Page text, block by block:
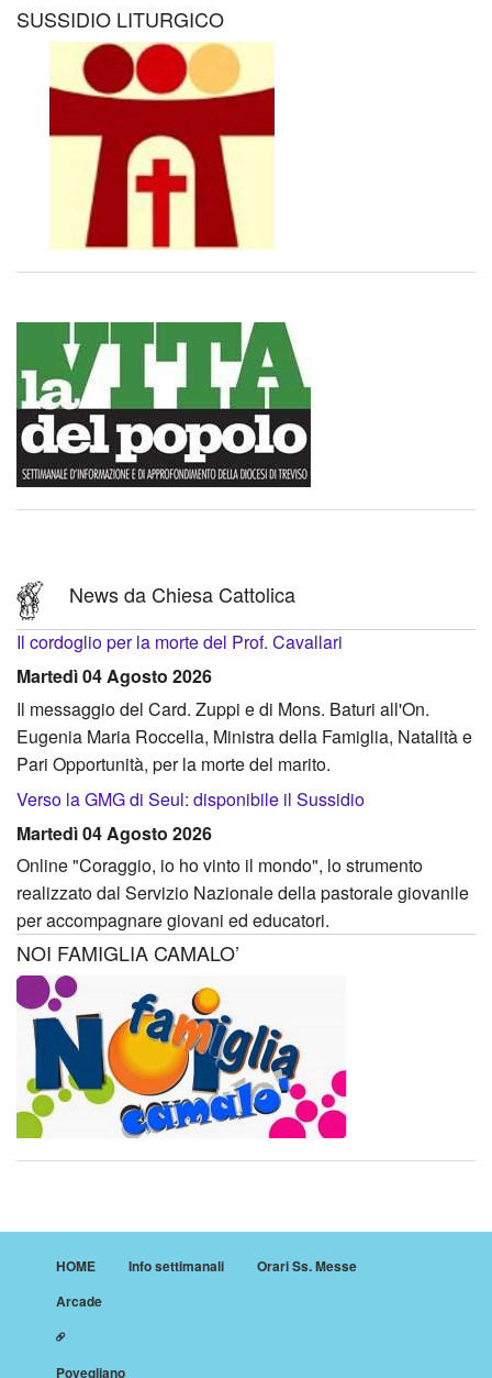
SUSSIDIO LITURGICO
News da Chiesa Cattolica
Il cordoglio per la morte del Prof. Cavallari
Martedì 04 Agosto 2026
Il messaggio del Card. Zuppi e di Mons. Baturi all'On.
Eugenia Maria Roccella, Ministra della Famiglia, Natalità e
Pari Opportunità, per la morte del marito.
Verso la GMG di Seul: disponibile il Sussidio
Martedì 04 Agosto 2026
Online "Coraggio, io ho vinto il mondo", lo strumento
realizzato dal Servizio Nazionale della pastorale giovanile
per accompagnare giovani ed educatori.
NOI FAMIGLIA CAMALO’
HOME Info settimanali
Orari Ss. Messe
Arcade
Povegliano